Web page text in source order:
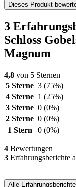
Dieses Produkt
3
Schloss
Magnum
4,8 von 5 Sternen
5 Sterne 3 (75%)
4 Sterne 1 (25%)
3 Sterne 0 (0%)
2 Sterne 0 (0%)
1 Stern
0 (0%)
4 Bewertungen
3 Erfahrungsberichte
Alle